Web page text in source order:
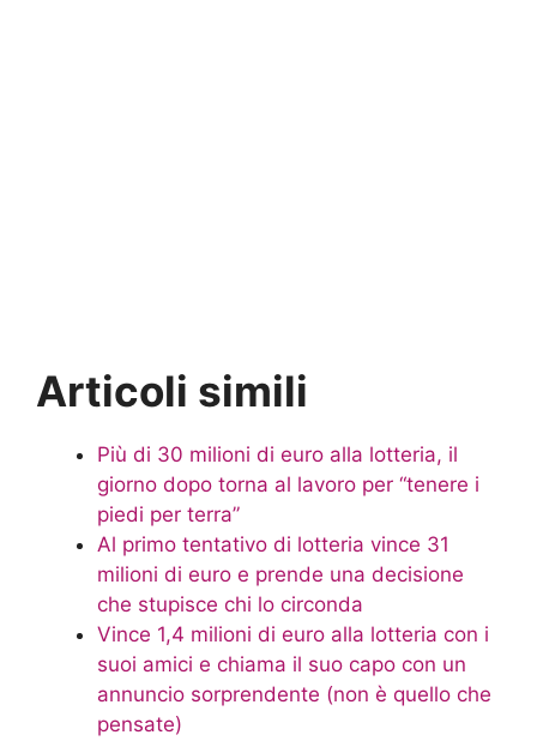
Articoli simili
Più di 30 milioni di euro alla lotteria, il
giorno dopo torna al lavoro per “tenere i
piedi per terra”
Al primo tentativo di lotteria vince 31
milioni di euro e prende una decisione
che stupisce chi lo circonda
Vince 1,4 milioni di euro alla lotteria con i
suoi amici e chiama il suo capo con un
annuncio sorprendente (non è quello che
pensate)